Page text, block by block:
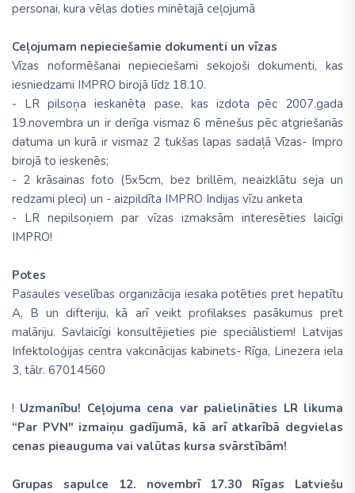
personai, kura vēlas doties minētajā ceļojumā
Ceļojumam nepieciešamie dokumenti un vīzas
Vīzas noformēšanai nepieciešami sekojoši dokumenti, kas
iesniedzami IMPRO birojā līdz 18.10.
- LR pilsoņa ieskanēta pase, kas izdota pēc 2007.gada
19.novembra un ir derīga vismaz 6 mēnešus pēc atgriešanās
datuma un kurā ir vismaz 2 tukšas lapas sadaļā Vīzas- Impro
birojā to ieskenēs;
- 2 krāsainas foto (5x5cm, bez brillēm, neaizklātu seja un
redzami pleci) un - aizpildīta IMPRO Indijas vīzu anketa
- LR nepilsoņiem par vīzas izmaksām interesēties laicīgi
IMPRO!
Potes
Pasaules veselības organizācija iesaka potēties pret hepatītu
A, B un difteriju, kā arī veikt profilakses pasākumus pret
malāriju. Savlaicīgi konsultējieties pie speciālistiem! Latvijas
Infektoloģijas centra vakcinācijas kabinets- Rīga, Linezera iela
3, tālr. 67014560
! Uzmanību! Ceļojuma cena var palielināties LR likuma
“Par PVN" izmaiņu gadījumā, kā arī atkarībā degvielas
cenas pieauguma vai valūtas kursa svārstībām!
Grupas sapulce 12. novembrī 17.30 Rīgas Latviešu